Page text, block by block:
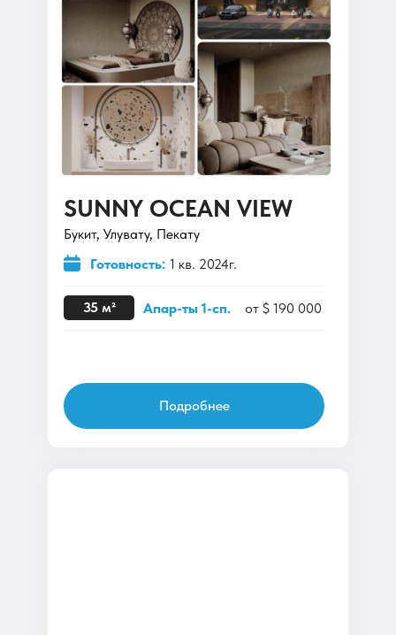
SUNNY OCEAN VIEW
Букит, Улувату, Пекату
Готовность: 1 кв. 2024г.
35 м² Апар-ты 1-сп. от $ 190 000
Подробнее